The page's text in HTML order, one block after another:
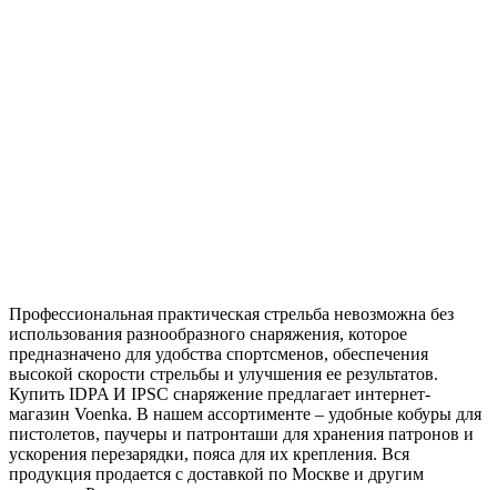
Профессиональная практическая стрельба невозможна без
использования разнообразного снаряжения, которое
предназначено для удобства спортсменов, обеспечения
высокой скорости стрельбы и улучшения ее результатов.
Купить IDPA И IPSC снаряжение предлагает интернет-
магазин Voenka. В нашем ассортименте – удобные кобуры для
пистолетов, паучеры и патронташи для хранения патронов и
ускорения перезарядки, пояса для их крепления. Вся
продукция продается с доставкой по Москве и другим